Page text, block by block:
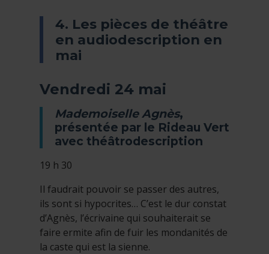
4. Les pièces de théâtre
en audiodescription en
mai
Vendredi 24 mai
Mademoiselle Agnès,
présentée par le Rideau Vert
avec théâtrodescription
19 h 30
Il faudrait pouvoir se passer des autres,
ils sont si hypocrites… C’est le dur constat
d’Agnès, l’écrivaine qui souhaiterait se
faire ermite afin de fuir les mondanités de
la caste qui est la sienne.